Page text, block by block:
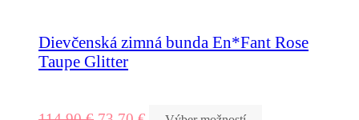
Dievčenská zimná bunda En*Fant Rose
Taupe Glitter